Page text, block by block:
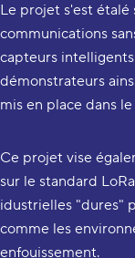
Le projet s'est étalé
communications
capteurs
démonstrateurs
mis en place dans
Ce projet vise
sur le standard
idustrielles "dures"
comme les
enfouissement.